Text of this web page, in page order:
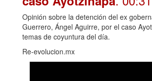
Opinión sobre la detención del ex
Guerrero, Ángel Aguirre, por el caso
temas de coyuntura del día.
Re-evolucion.mx